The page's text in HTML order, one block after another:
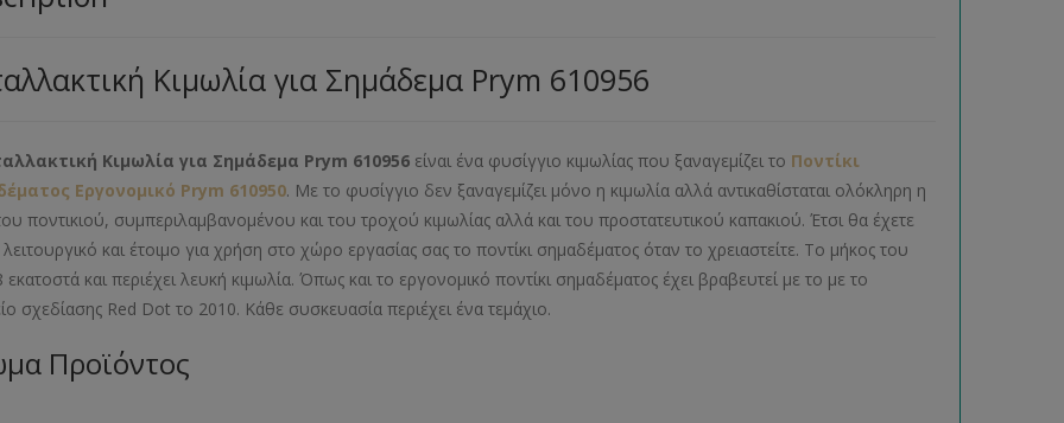
Κιμωλία για Σημάδεμα Prym 610956
Κιμωλία για Σημάδεμα Prym 610956 είναι ένα φυσίγγιο κιμωλίας που ξαναγεμίζει το Ποντίκι
Εργονομικό Prym 610950. Με το φυσίγγιο δεν ξαναγεμίζει μόνο η κιμωλία αλλά αντικαθίσταται ολόκληρη η
ποντικιού, συμπεριλαμβανομένου και του τροχού κιμωλίας αλλά και του προστατευτικού καπακιού. Έτσι θα έχετε
και έτοιμο για χρήση στο χώρο εργασίας σας το ποντίκι σημαδέματος όταν το χρειαστείτε. Το μήκος του
εκατοστά και περιέχει λευκή κιμωλία. Όπως και το εργονομικό ποντίκι σημαδέματος έχει βραβευτεί με το με το
σχεδίασης Red Dot το 2010. Κάθε συσκευασία περιέχει ένα τεμάχιο.
Προϊόντος